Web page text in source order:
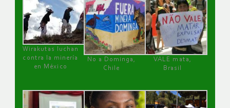
Wirakutas luchan
contra la minería
en México
No a Dominga,
Chile
VALE mata,
Brasil